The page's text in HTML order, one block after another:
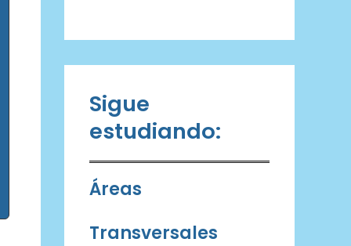
Sigue
estudiando:
Áreas
Transversales